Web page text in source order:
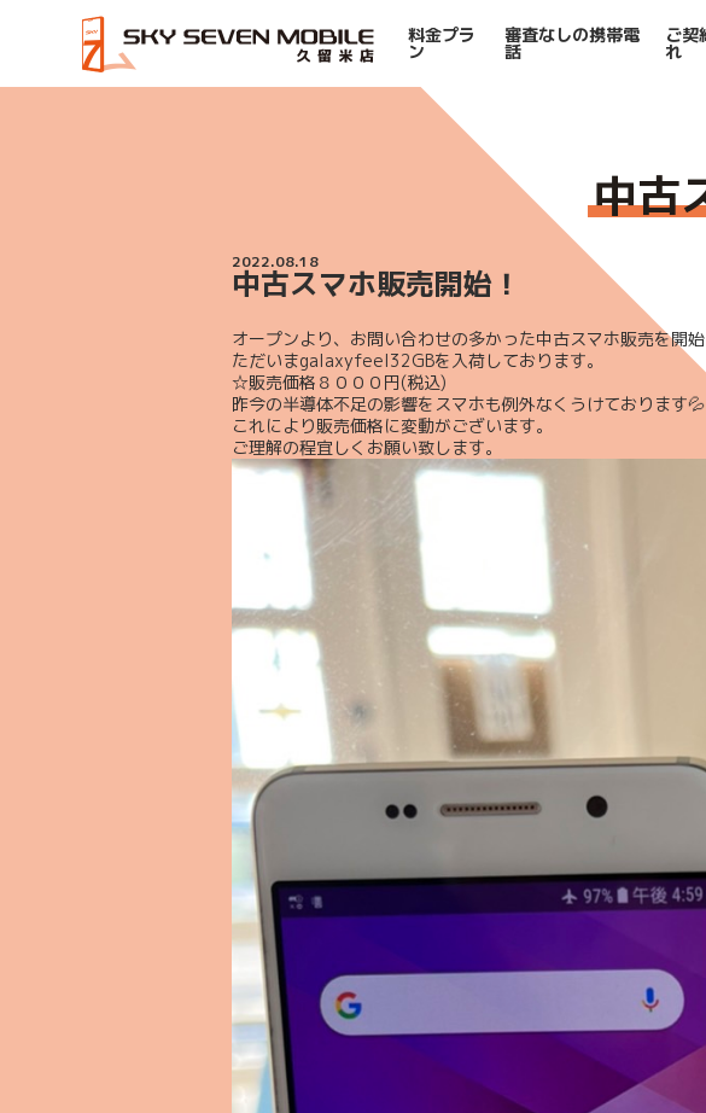
料金プラ
ン
審査なしの携帯電
話
ご契
れ
HOME 中古スマホ販売開始！
中古
2022.08.18
中古スマホ販売開始！
オープンより、お問い合わせの多かった中古スマホ販売を開
ただいまgalaxyfeel32GBを入荷しております。
☆販売価格８０００円(税込)
昨今の半導体不足の影響をスマホも例外なくうけております💦
これにより販売価格に変動がございます。
ご理解の程宜しくお願い致します。